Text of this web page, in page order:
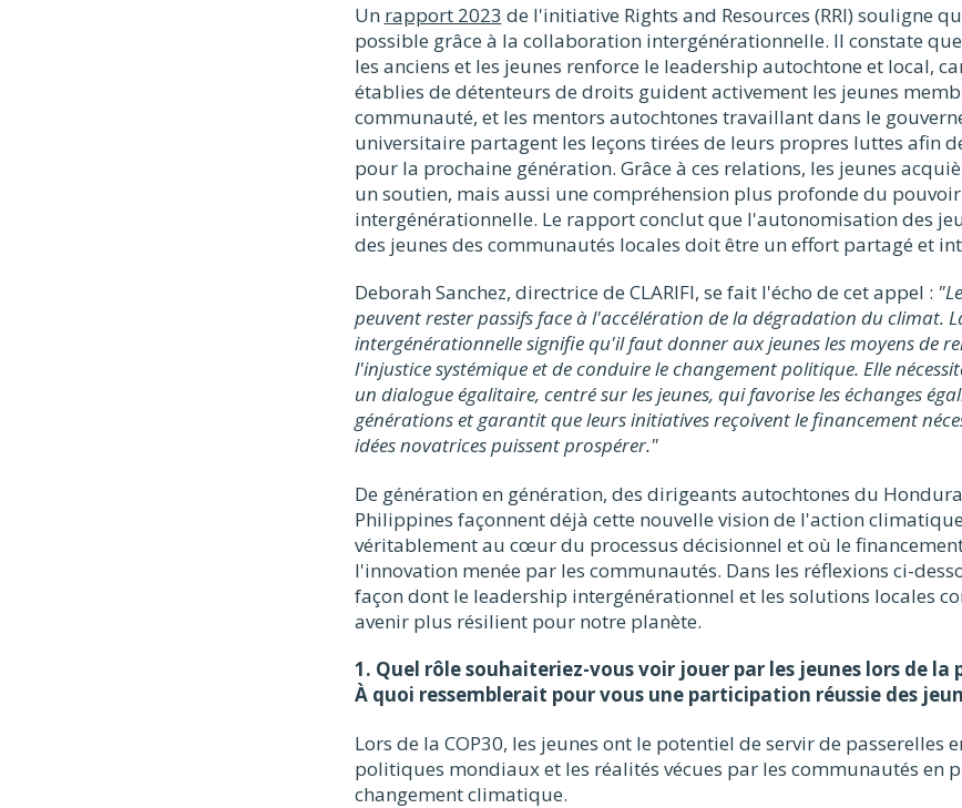
Un rapport 2023 de l'initiative Rights and Resources (RRI) souligne
possible grâce à la collaboration intergénérationnelle. Il constate
les anciens et les jeunes renforce le leadership autochtone et local,
établies de détenteurs de droits guident activement les jeunes
communauté, et les mentors autochtones travaillant dans le
universitaire partagent les leçons tirées de leurs propres luttes afin
pour la prochaine génération. Grâce à ces relations, les jeunes
un soutien, mais aussi une compréhension plus profonde du
intergénérationnelle. Le rapport conclut que l'autonomisation des
des jeunes des communautés locales doit être un effort partagé et
Deborah Sanchez, directrice de CLARIFI, se fait l'écho de cet appel :
peuvent rester passifs face à l'accélération de la dégradation du climat.
intergénérationnelle signifie qu'il faut donner aux jeunes les moyens de
l'injustice systémique et de conduire le changement politique. Elle
un dialogue égalitaire, centré sur les jeunes, qui favorise les échanges
générations et garantit que leurs initiatives reçoivent le financement
idées novatrices puissent prospérer."
De génération en génération, des dirigeants autochtones du
Philippines façonnent déjà cette nouvelle vision de l'action
véritablement au cœur du processus décisionnel et où le
l'innovation menée par les communautés. Dans les réflexions ci-
façon dont le leadership intergénérationnel et les solutions locales
avenir plus résilient pour notre planète.
1. Quel rôle souhaiteriez-vous voir jouer par les jeunes lors de la
À quoi ressemblerait pour vous une participation réussie des
Lors de la COP30, les jeunes ont le potentiel de servir de passerelles
politiques mondiaux et les réalités vécues par les communautés en
changement climatique.